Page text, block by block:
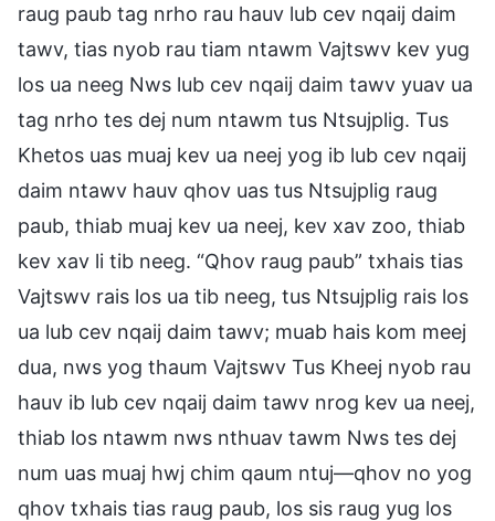
raug paub tag nrho rau hauv lub cev nqaij daim
tawv, tias nyob rau tiam ntawm Vajtswv kev yug
los ua neeg Nws lub cev nqaij daim tawv yuav ua
tag nrho tes dej num ntawm tus Ntsujplig. Tus
Khetos uas muaj kev ua neej yog ib lub cev nqaij
daim ntawv hauv qhov uas tus Ntsujplig raug
paub, thiab muaj kev ua neej, kev xav zoo, thiab
kev xav li tib neeg. “Qhov raug paub” txhais tias
Vajtswv rais los ua tib neeg, tus Ntsujplig rais los
ua lub cev nqaij daim tawv; muab hais kom meej
dua, nws yog thaum Vajtswv Tus Kheej nyob rau
hauv ib lub cev nqaij daim tawv nrog kev ua neej,
thiab los ntawm nws nthuav tawm Nws tes dej
num uas muaj hwj chim qaum ntuj—qhov no yog
qhov txhais tias raug paub, los sis raug yug los